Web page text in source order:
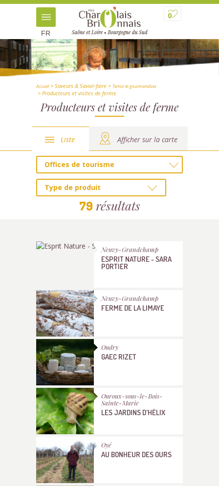
0
FR
Accueil> Saveurs & Savoir-faire > Terroir et gourmandises
> Producteurs et visites de ferme
Producteurs et visites de ferme
Liste Afficher sur la carte
Offices de tourisme
Type de produit
79 résultats
Neuvy-Grandchamp
ESPRIT NATURE - SARA
PORTIER
Neuvy-Grandchamp
FERME DE LA LIMAYE
Oudry
GAEC RIZET
Ouroux-sous-le-Bois-
Sainte-Marie
LES JARDINS D'HÉLIX
Oyé
AU BONHEUR DES OURS